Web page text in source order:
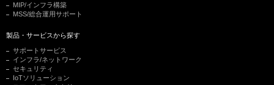
MIP/インフラ構築
MSS/総合運用サポート
製品・サービスから探す
サポートサービス
インフラ/ネットワーク
セキュリティ
IoTソリューション